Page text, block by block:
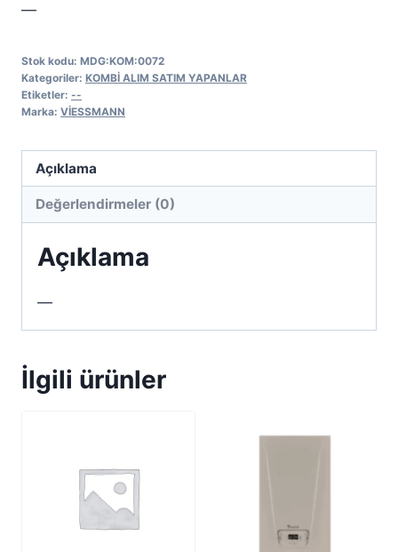
—
Stok kodu: MDG:KOM:0072
Kategoriler: KOMBİ ALIM SATIM YAPANLAR
Etiketler: --
Marka: VİESSMANN
Açıklama
Değerlendirmeler (0)
Açıklama
—
İlgili ürünler